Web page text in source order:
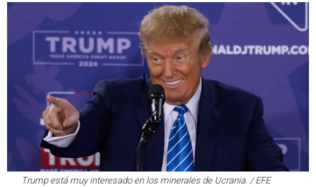
Trump está muy interesado en los minerales de Ucrania. / EFE